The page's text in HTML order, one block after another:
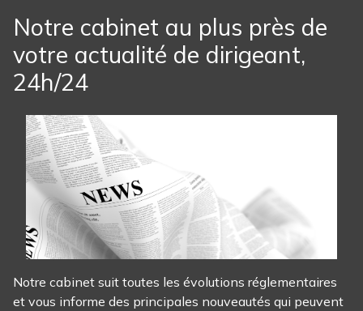
Notre cabinet au plus près de
votre actualité de dirigeant,
24h/24
Notre cabinet suit toutes les évolutions réglementaires
et vous informe des principales nouveautés qui peuvent